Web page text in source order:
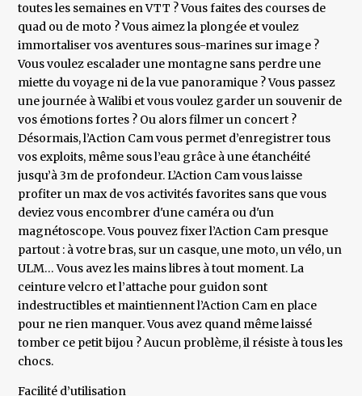
toutes les semaines en VTT ? Vous faites des courses de
quad ou de moto ? Vous aimez la plongée et voulez
immortaliser vos aventures sous-marines sur image ?
Vous voulez escalader une montagne sans perdre une
miette du voyage ni de la vue panoramique ? Vous passez
une journée à Walibi et vous voulez garder un souvenir de
vos émotions fortes ? Ou alors filmer un concert ?
Désormais, l’Action Cam vous permet d’enregistrer tous
vos exploits, même sous l’eau grâce à une étanchéité
jusqu’à 3m de profondeur. L’Action Cam vous laisse
profiter un max de vos activités favorites sans que vous
deviez vous encombrer d'une caméra ou d'un
magnétoscope. Vous pouvez fixer l’Action Cam presque
partout : à votre bras, sur un casque, une moto, un vélo, un
ULM… Vous avez les mains libres à tout moment. La
ceinture velcro et l’attache pour guidon sont
indestructibles et maintiennent l’Action Cam en place
pour ne rien manquer. Vous avez quand même laissé
tomber ce petit bijou ? Aucun problème, il résiste à tous les
chocs.
Facilité d’utilisation